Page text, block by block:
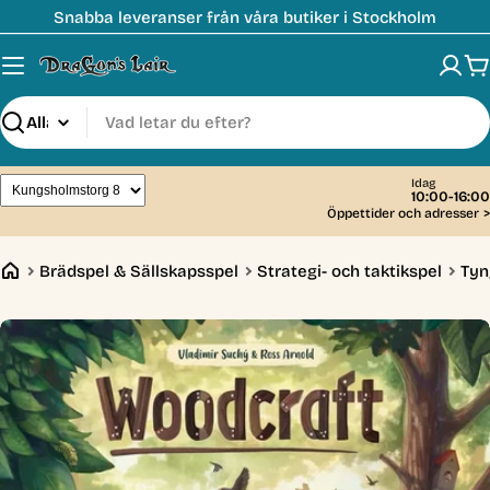
till
innehåll
Snabba leveranser från våra butiker i Stockholm
Sök
Idag
10:00-16:00
Öppettider och adresser >
Brädspel & Sällskapsspel Strategi- och taktikspel